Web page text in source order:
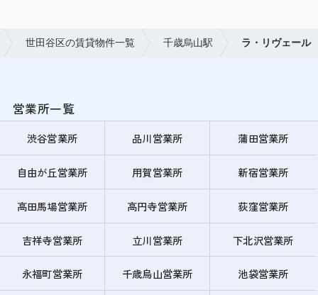
世田谷区の賃貸物件一覧 千歳烏山駅 ラ・リヴェール
営業所一覧
渋谷営業所 品川営業所 蒲田営業所
自由が丘営業所 用賀営業所 新宿営業所
高田馬場営業所 高円寺営業所 荻窪営業所
吉祥寺営業所 立川営業所 下北沢営業所
永福町営業所 千歳烏山営業所 池袋営業所